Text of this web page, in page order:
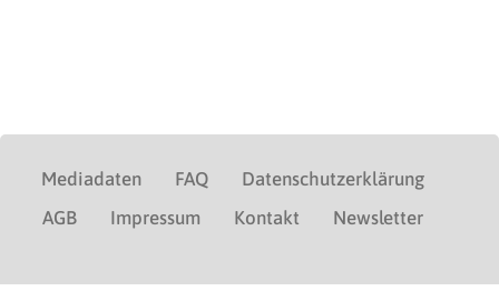
Mediadaten FAQ
Datenschutzerklärung
AGB
Impressum Kontakt Newsletter